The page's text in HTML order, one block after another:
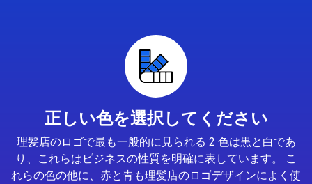
正しい色を選択してください
理髪店のロゴで最も一般的に見られる 2 色は黒と白であ
り、これらはビジネスの性質を明確に表しています。 こ
れらの色の他に、赤と青も理髪店のロゴデザインによく使